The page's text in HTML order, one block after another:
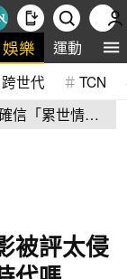
娛樂 運動 全
跨世代 TCN
信「累世情
被評太侵